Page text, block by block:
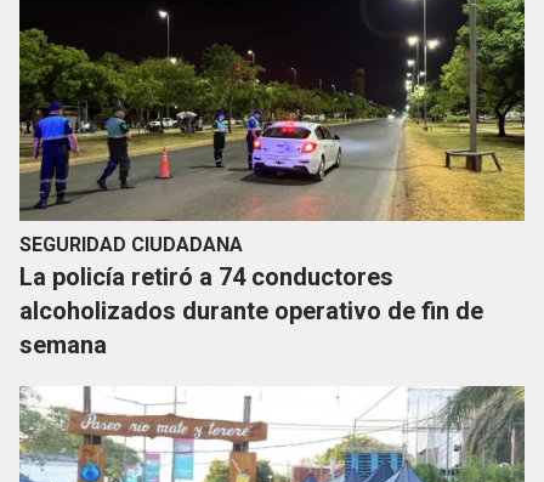
SEGURIDAD CIUDADANA
La policía retiró a 74 conductores
alcoholizados durante operativo de fin de
semana